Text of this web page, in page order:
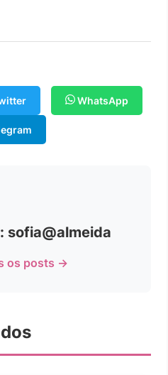
WhatsApp
sofia@almeida
os posts →